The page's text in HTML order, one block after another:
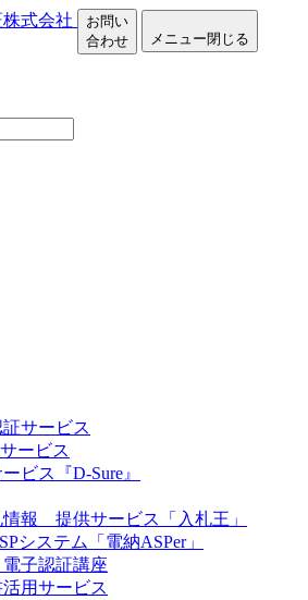
お問い
合わせ
メニュー閉じる
サービス
ービス
ビス『D-Sure』
報 提供サービス「入札王」
システム「電納ASPer」
子認証講座
用サービス